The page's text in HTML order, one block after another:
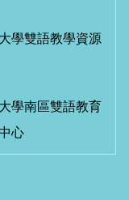
學雙語教學資源
學南區雙語教育
心